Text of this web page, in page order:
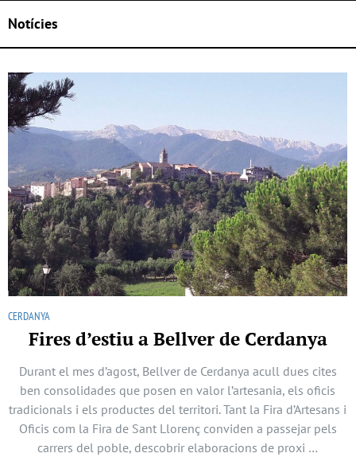
Notícies
CERDANYA
Fires d’estiu a Bellver de Cerdanya
Durant el mes d’agost, Bellver de Cerdanya acull dues cites
ben consolidades que posen en valor l’artesania, els oficis
tradicionals i els productes del territori. Tant la Fira d’Artesans i
Oficis com la Fira de Sant Llorenç conviden a passejar pels
carrers del poble, descobrir elaboracions de proxi …